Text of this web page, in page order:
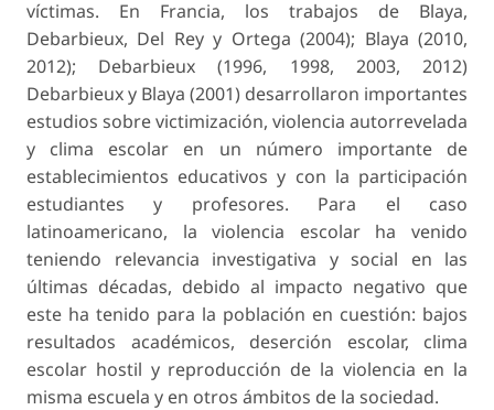
víctimas. En Francia, los trabajos de Blaya,
Debarbieux, Del Rey y Ortega (2004); Blaya (2010,
2012); Debarbieux (1996, 1998, 2003, 2012)
Debarbieux y Blaya (2001) desarrollaron importantes
estudios sobre victimización, violencia autorrevelada
y clima escolar en un número importante de
establecimientos educativos y con la participación
estudiantes y profesores. Para el caso
latinoamericano, la violencia escolar ha venido
teniendo relevancia investigativa y social en las
últimas décadas, debido al impacto negativo que
este ha tenido para la población en cuestión: bajos
resultados académicos, deserción escolar, clima
escolar hostil y reproducción de la violencia en la
misma escuela y en otros ámbitos de la sociedad.